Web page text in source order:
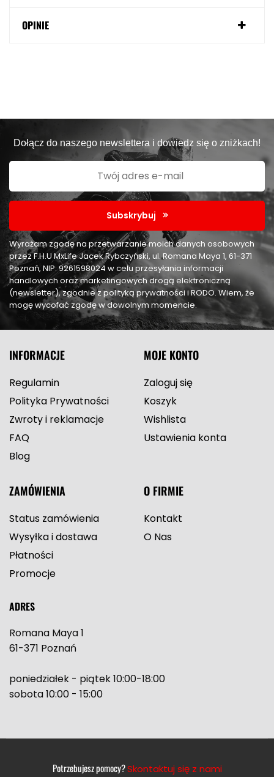
OPINIE
Dołącz do naszego newslettera i dowiedz się o zniżkach!
Subskrybuj
Wyrażam zgodę na przetwarzanie moich danych osobowych
przez F.H.U MxLife Jacek Rybczyński, ul. Romana Maya 1, 61-371
Poznań, NIP: 9261598024 w celu przesyłania informacji
handlowych oraz marketingowych drogą elektroniczną
(newsletter), zgodnie z polityką prywatności i RODO. Wiem, że
mogę wycofać zgodę w dowolnym momencie.
INFORMACJE
Regulamin
Polityka Prywatności
Zwroty i reklamacje
FAQ
Blog
MOJE KONTO
Zaloguj się
Koszyk
Wishlista
Ustawienia konta
ZAMÓWIENIA
Status zamówienia
Wysyłka i dostawa
Płatności
Promocje
O FIRMIE
Kontakt
O Nas
ADRES
Romana Maya 1
61-371 Poznań
poniedziałek - piątek 10:00-18:00
sobota 10:00 - 15:00
Potrzebujesz pomocy?Skontaktuj się z nami